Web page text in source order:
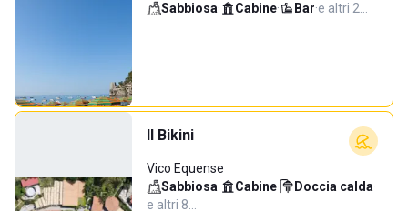
Sabbiosa· Cabine· Bar·e altri 2…
Il Bikini
Vico Equense
Sabbiosa· Cabine· Doccia calda·
e altri 8…